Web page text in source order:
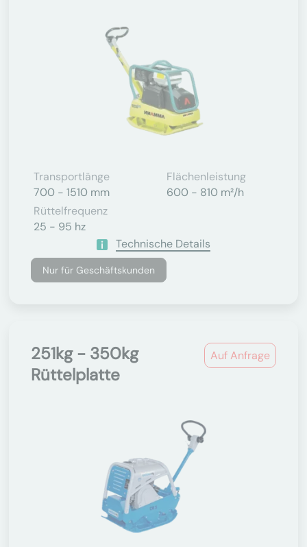
Transportlänge
700 - 1510 mm
Flächenleistung
600 - 810 m²/h
Rüttelfrequenz
25 - 95 hz
Technische Details
Nur für Geschäftskunden
Auf Anfrage
251kg - 350kg
Rüttelplatte